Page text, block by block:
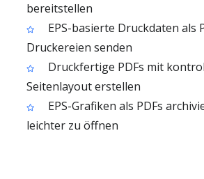
bereitstellen
EPS-basierte Druckdaten als
Druckereien senden
Druckfertige PDFs mit
Seitenlayout erstellen
EPS-Grafiken als PDFs
leichter zu öffnen